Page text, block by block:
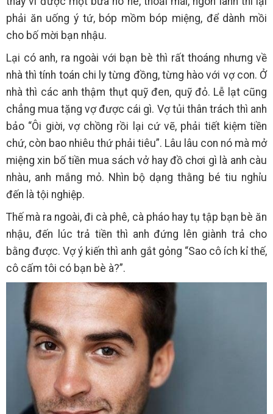
phải ăn uống ý tứ, bóp mồm bóp miệng, để dành mồi
cho bố mời bạn nhậu.
Lại có anh, ra ngoài với bạn bè thì rất thoáng nhưng về
nhà thì tính toán chi ly từng đồng, từng hào với vợ con. Ở
nhà thì các anh thậm thụt quỹ đen, quỹ đỏ. Lễ lạt cũng
chẳng mua tặng vợ được cái gì. Vợ tủi thân trách thì anh
bảo “Ôi giời, vợ chồng rồi lại cứ vẽ, phải tiết kiệm tiền
chứ, còn bao nhiêu thứ phải tiêu”. Lâu lâu con nó mà mở
miệng xin bố tiền mua sách vở hay đồ chơi gì là anh càu
nhàu, anh mắng mỏ. Nhìn bộ dạng thằng bé tiu nghỉu
đến là tội nghiệp.
Thế mà ra ngoài, đi cà phê, cà pháo hay tụ tập bạn bè ăn
nhậu, đến lúc trả tiền thì anh đứng lên giành trả cho
bằng được. Vợ ý kiến thì anh gắt gỏng “Sao cô ích kỉ thế,
cô cấm tôi có bạn bè à?”.